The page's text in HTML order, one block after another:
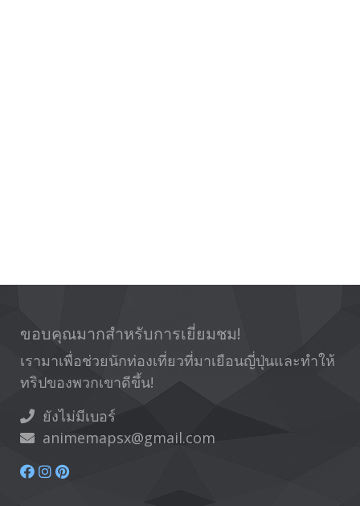
ขอบคุณมากสำหรับการเยี่ยมชม!
เรามาเพื่อช่วยนักท่องเที่ยวที่มาเยือนญี่ปุ่นและทำให้
ทริปของพวกเขาดีขึ้น!
ยังไม่มีเบอร์
animemapsx@gmail.com